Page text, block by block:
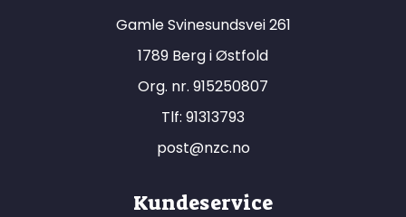
Gamle Svinesundsvei 261
1789 Berg i Østfold
Org. nr. 915250807
Tlf: 91313793
post@nzc.no
Kundeservice